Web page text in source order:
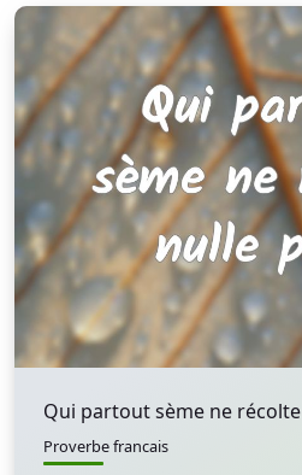
Qui partout sème ne
Proverbe francais